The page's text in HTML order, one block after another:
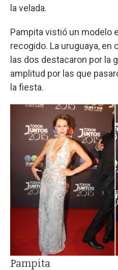
la velada.
Pampita vistió un modelo
recogido. La uruguaya, en
las dos destacaron por la
amplitud por las que
la fiesta.
Pampita